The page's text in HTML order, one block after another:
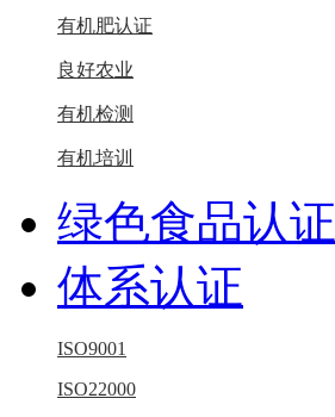
有机肥认证
良好农业
有机检测
有机培训
绿色食品认证
体系认证
ISO9001
ISO22000